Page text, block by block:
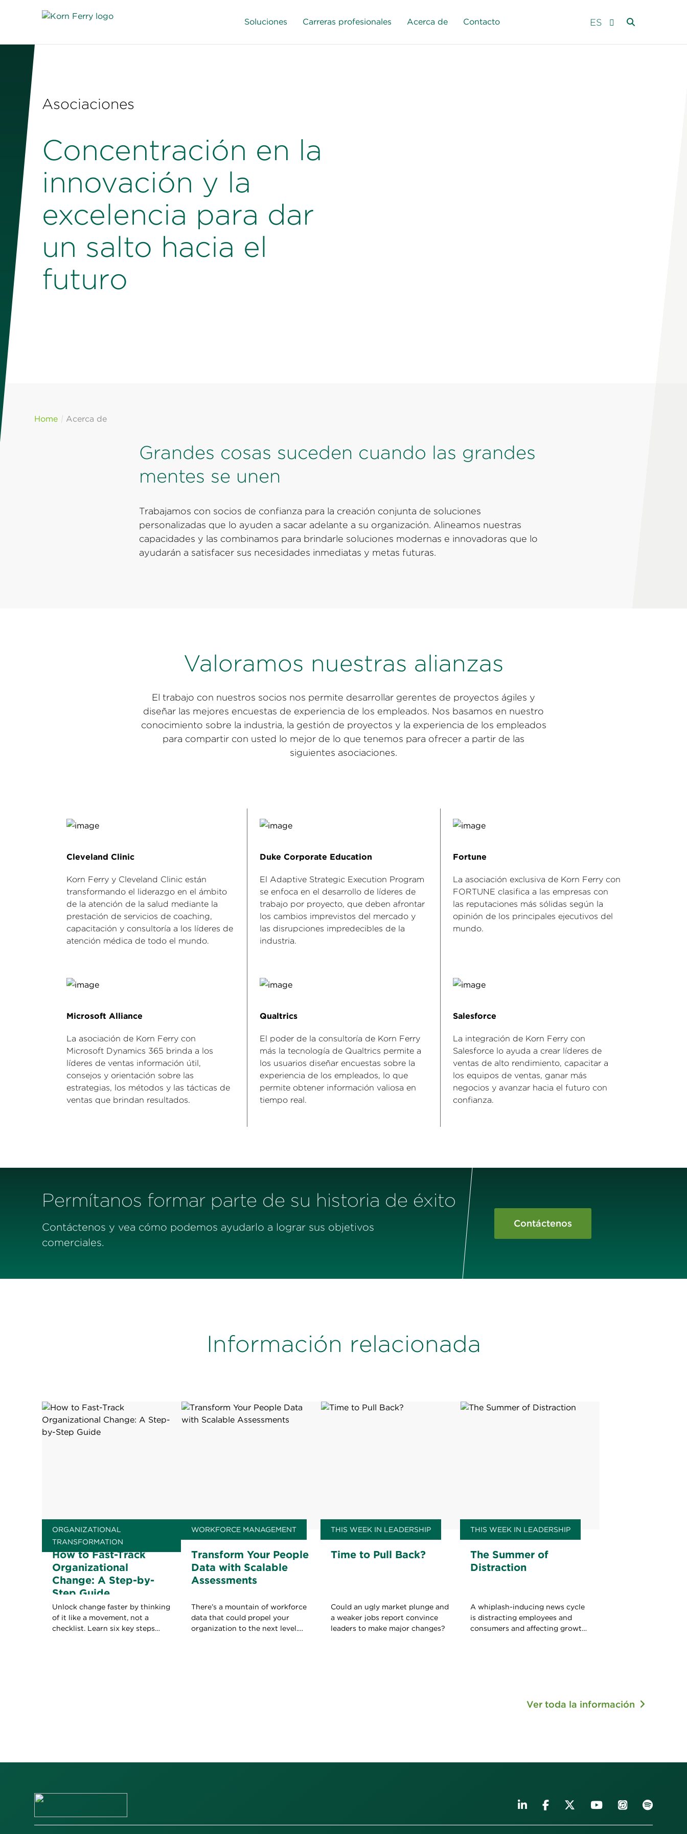
Soluciones Carreras profesionales Acerca de Contacto ES
Asociaciones
Concentración en la
innovación y la
excelencia para dar
un salto hacia el
futuro
Home Acerca de
Grandes cosas suceden cuando las grandes
mentes se unen
Trabajamos con socios de confianza para la creación conjunta de soluciones
personalizadas que lo ayuden a sacar adelante a su organización. Alineamos nuestras
capacidades y las combinamos para brindarle soluciones modernas e innovadoras que lo
ayudarán a satisfacer sus necesidades inmediatas y metas futuras.
Valoramos nuestras alianzas
El trabajo con nuestros socios nos permite desarrollar gerentes de proyectos ágiles y
diseñar las mejores encuestas de experiencia de los empleados. Nos basamos en nuestro
conocimiento sobre la industria, la gestión de proyectos y la experiencia de los empleados
para compartir con usted lo mejor de lo que tenemos para ofrecer a partir de las
siguientes asociaciones.
Cleveland Clinic
Korn Ferry y Cleveland Clinic están
transformando el liderazgo en el ámbito
de la atención de la salud mediante la
prestación de servicios de coaching,
capacitación y consultoría a los líderes de
atención médica de todo el mundo.
Duke Corporate Education
El Adaptive Strategic Execution Program
se enfoca en el desarrollo de líderes de
trabajo por proyecto, que deben afrontar
los cambios imprevistos del mercado y
las disrupciones impredecibles de la
industria.
Fortune
La asociación exclusiva de Korn Ferry con
FORTUNE clasifica a las empresas con
las reputaciones más sólidas según la
opinión de los principales ejecutivos del
mundo.
Microsoft Alliance
La asociación de Korn Ferry con
Microsoft Dynamics 365 brinda a los
líderes de ventas información útil,
consejos y orientación sobre las
estrategias, los métodos y las tácticas de
ventas que brindan resultados.
Qualtrics
El poder de la consultoría de Korn Ferry
más la tecnología de Qualtrics permite a
los usuarios diseñar encuestas sobre la
experiencia de los empleados, lo que
permite obtener información valiosa en
tiempo real.
Salesforce
La integración de Korn Ferry con
Salesforce lo ayuda a crear líderes de
ventas de alto rendimiento, capacitar a
los equipos de ventas, ganar más
negocios y avanzar hacia el futuro con
confianza.
Permítanos formar parte de su historia de éxito
Contáctenos y vea cómo podemos ayudarlo a lograr sus objetivos
comerciales.
Contáctenos
Información relacionada
ORGANIZATIONAL
TRANSFORMATION
How to Fast-Track
Organizational
Change: A Step-by-
Step Guide
Unlock change faster by thinking
of it like a movement, not a
checklist. Learn six key steps
WORKFORCE MANAGEMENT
Transform Your People
Data with Scalable
Assessments
There’s a mountain of workforce
data that could propel your
organization to the next level.
THIS WEEK IN LEADERSHIP
Time to Pull Back?
Could an ugly market plunge and
a weaker jobs report convince
leaders to make major changes?
THIS WEEK IN LEADERSHIP
The Summer of
Distraction
A whiplash-inducing news cycle
is distracting employees and
consumers and affecting growth.
Ver toda la información